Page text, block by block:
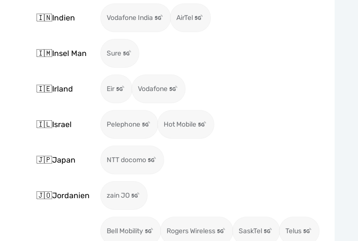
🇮🇳Indien Vodafone India AirTel
🇮🇲Insel Man Sure
🇮🇪Irland Eir Vodafone
🇮🇱Israel Pelephone Hot Mobile
🇯🇵Japan NTT docomo
🇯🇴Jordanien zain JO
Bell Mobility Rogers Wireless SaskTel Telus